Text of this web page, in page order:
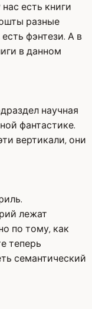
есть книги
разные
фэнтези. А в
в данном
научная
фантастике.
вертикали, они
лежат
по тому, как
теперь
семантический